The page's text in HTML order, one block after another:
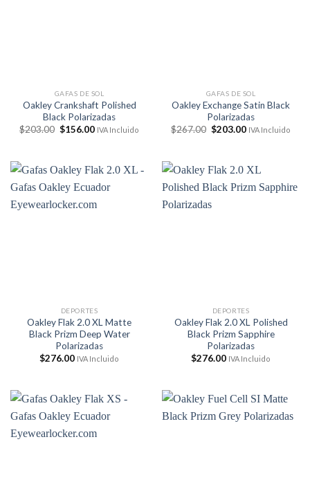
GAFAS DE SOL
Oakley Crankshaft Polished
Black Polarizadas
$203.00 El
$203.00.
$156.00El
$156.00.
IVA Incluido
GAFAS DE SOL
Oakley Exchange Satin Black
Polarizadas
$267.00 El
$267.00.
$203.00El
$203.00.
IVA Incluido
DEPORTES
Oakley Flak 2.0 XL Matte
Black Prizm Deep Water
Polarizadas
$276.00 IVA Incluido
DEPORTES
Oakley Flak 2.0 XL Polished
Black Prizm Sapphire
Polarizadas
$276.00 IVA Incluido